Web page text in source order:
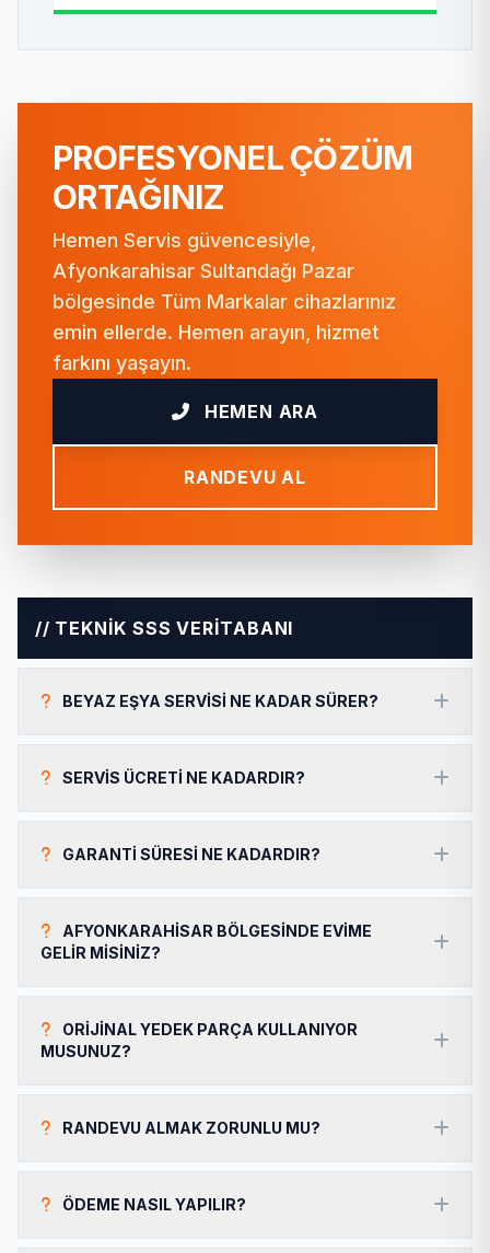
PROFESYONEL ÇÖZÜM
ORTAĞINIZ
Hemen Servis güvencesiyle,
Afyonkarahisar Sultandağı Pazar
bölgesinde Tüm Markalar cihazlarınız
emin ellerde. Hemen arayın, hizmet
farkını yaşayın.
HEMEN ARA
RANDEVU AL
// TEKNİK SSS VERİTABANI
BEYAZ EŞYA SERVISI NE KADAR SÜRER?
SERVIS ÜCRETI NE KADARDIR?
GARANTI SÜRESI NE KADARDIR?
AFYONKARAHISAR BÖLGESINDE EVIME
GELIR MISINIZ?
ORIJINAL YEDEK PARÇA KULLANIYOR
MUSUNUZ?
RANDEVU ALMAK ZORUNLU MU?
ÖDEME NASIL YAPILIR?